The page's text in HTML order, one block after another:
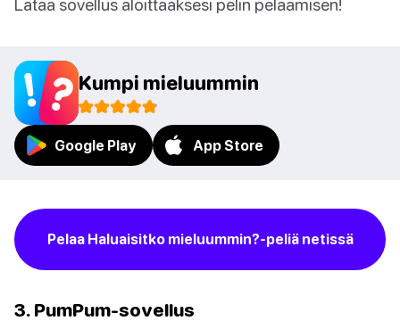
Kumpi mieluummin
Google Play App Store
Pelaa Haluaisitko mieluummin?-peliä netissä
3. PumPum-sovellus